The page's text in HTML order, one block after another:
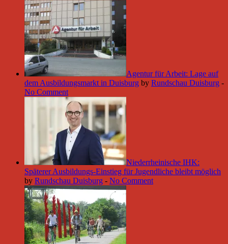
Agentur für Arbeit: Lage auf
dem Ausbildungsmarkt in Duisburg by Rundschau Duisburg -
No Comment
Niederrheinische IHK:
Späterer Ausbildungs-Einstieg für Jugendliche bleibt möglich
by Rundschau Duisburg - No Comment